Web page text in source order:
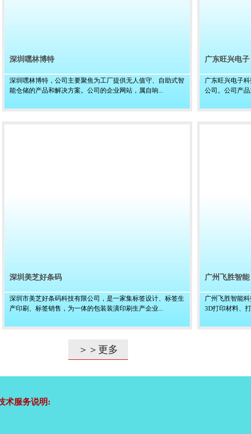
深圳嘿林博特
深圳嘿林博特，公司主要聚焦为工厂提供无人值守、自助式智
能仓储的产品和解决方案。公司的企业网站，属自响...
广东旺兴电子
广东旺兴电子
公司。公司产
深圳美芝好条码
深圳市美芝好条码科技有限公司，是一家集标签设计、标签生
产印刷、标签销售，为一体的包装装潢印刷生产企业...
广州飞胜智能
广州飞胜智能
3D打印材料、
＞＞更多
术服务说明: